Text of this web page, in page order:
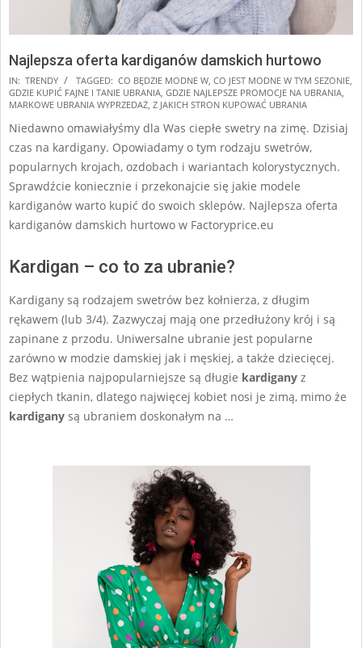
Najlepsza oferta kardiganów damskich hurtowo
2025-
10-
IN: TRENDY TAGGED: CO BĘDZIE MODNE W CO JEST MODNE W TYM SEZONIE
GDZIE KUPIĆ FAJNE I TANIE UBRANIA GDZIE NAJLEPSZE PROMOCJE NA UBRANIA
MARKOWE UBRANIA WYPRZEDAŻ Z JAKICH STRON KUPOWAĆ UBRANIA
Niedawno omawiałyśmy dla Was ciepłe swetry na zimę. Dzisiaj
czas na kardigany. Opowiadamy o tym rodzaju swetrów,
popularnych krojach, ozdobach i wariantach kolorystycznych.
Sprawdźcie koniecznie i przekonajcie się jakie modele
kardiganów warto kupić do swoich sklepów. Najlepsza oferta
kardiganów damskich hurtowo w Factoryprice.eu
Kardigan – co to za ubranie?
Kardigany są rodzajem swetrów bez kołnierza, z długim
rękawem (lub 3/4). Zazwyczaj mają one przedłużony krój i są
zapinane z przodu. Uniwersalne ubranie jest popularne
zarówno w modzie damskiej jak i męskiej, a także dziecięcej.
Bez wątpienia najpopularniejsze są długie kardigany z
ciepłych tkanin, dlatego najwięcej kobiet nosi je zimą, mimo że
kardigany są ubraniem doskonałym na …